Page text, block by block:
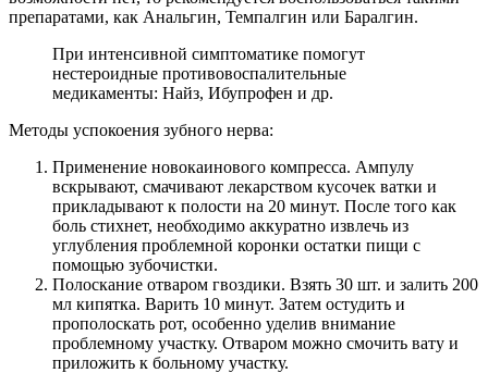
препаратами, как Анальгин, Темпалгин или Баралгин.
При интенсивной симптоматике помогут
нестероидные противовоспалительные
медикаменты: Найз, Ибупрофен и др.
Методы успокоения зубного нерва:
Применение новокаинового компресса. Ампулу
вскрывают, смачивают лекарством кусочек ватки и
прикладывают к полости на 20 минут. После того как
боль стихнет, необходимо аккуратно извлечь из
углубления проблемной коронки остатки пищи с
помощью зубочистки.
Полоскание отваром гвоздики. Взять 30 шт. и залить 200
мл кипятка. Варить 10 минут. Затем остудить и
прополоскать рот, особенно уделив внимание
проблемному участку. Отваром можно смочить вату и
приложить к больному участку.